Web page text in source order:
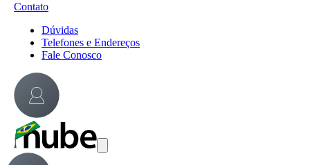
Contato
Dúvidas
Telefones e Endereços
Fale Conosco